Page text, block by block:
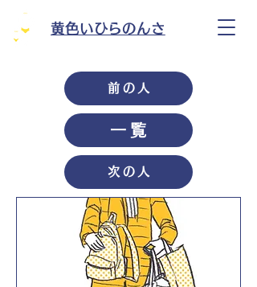
黄色いひらのんさ
前の人
一覧
次の人